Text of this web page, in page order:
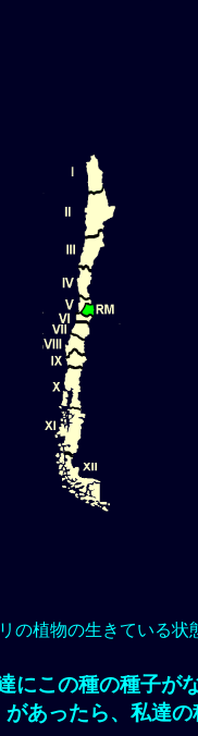
の植物の生きている状
にこの種の種子が
があったら、私達